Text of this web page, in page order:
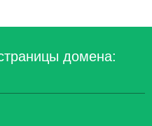
домена: